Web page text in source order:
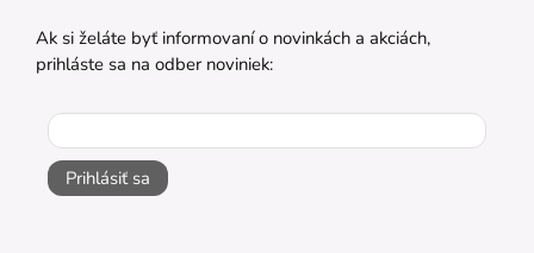
Ak si želáte byť informovaní o novinkách a akciách,
prihláste sa na odber noviniek:
Prihlásiť sa